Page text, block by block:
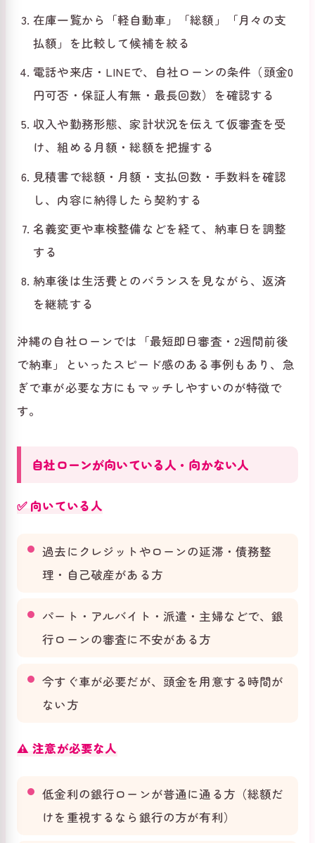
在庫一覧から「軽自動車」「総額」「月々の支
払額」を比較して候補を絞る
電話や来店・LINEで、自社ローンの条件（頭金0
円可否・保証人有無・最長回数）を確認する
収入や勤務形態、家計状況を伝えて仮審査を受
け、組める月額・総額を把握する
見積書で総額・月額・支払回数・手数料を確認
し、内容に納得したら契約する
名義変更や車検整備などを経て、納車日を調整
する
納車後は生活費とのバランスを見ながら、返済
を継続する
沖縄の自社ローンでは「最短即日審査・2週間前後
で納車」といったスピード感のある事例もあり、急
ぎで車が必要な方にもマッチしやすいのが特徴で
す。
自社ローンが向いている人・向かない人
✅ 向いている人
過去にクレジットやローンの延滞・債務整
理・自己破産がある方
パート・アルバイト・派遣・主婦などで、銀
行ローンの審査に不安がある方
今すぐ車が必要だが、頭金を用意する時間が
ない方
⚠️ 注意が必要な人
低金利の銀行ローンが普通に通る方（総額だ
けを重視するなら銀行の方が有利）